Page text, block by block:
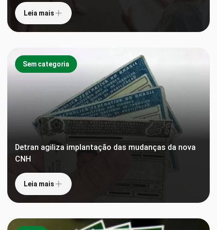
Leia mais
Sem categoria
Detran agiliza implantação das mudanças da nova
CNH
Leia mais